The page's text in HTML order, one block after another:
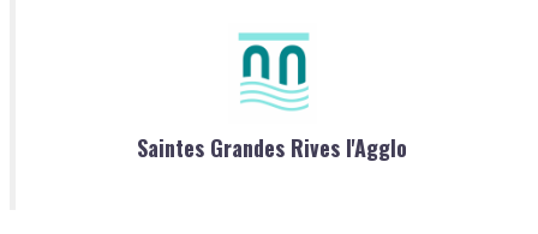
Saintes Grandes Rives l'Agglo